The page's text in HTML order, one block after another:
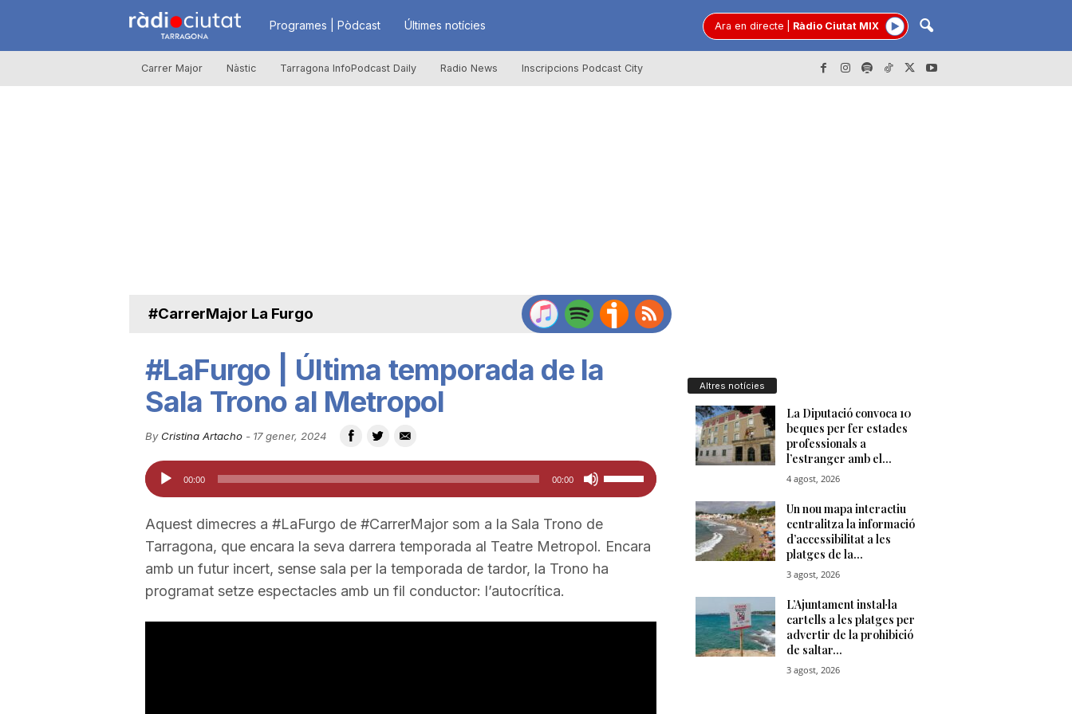
R
à
u
t
a
d
Programes | Pòdcast Últimes notícies Ara en directe Ràdio Ciutat MIX
Carrer Major Nàstic Tarragona InfoPodcast Daily Radio News Inscripcions Podcast City
#CarrerMajor La Furgo
#LaFurgo | Última temporada de la
Sala Trono al Metropol
By Cristina Artacho- 17 gener, 2024
Reproductor
d'àudio
00:00 00:00
Feu
servir
les
tecles
de
Aquest dimecres a #LaFurgo de #CarrerMajor som a la Sala Trono de
Tarragona, que encara la seva darrera temporada al Teatre Metropol. Encara
amb un futur incert, sense sala per la temporada de tardor, la Trono ha
programat setze espectacles amb un fil conductor: l’autocrítica.
Altres notícies